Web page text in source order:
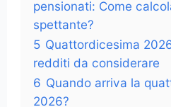
pensionati: Come
spettante?
5 Quattordicesima
redditi da considerare
6 Quando arriva la
2026?